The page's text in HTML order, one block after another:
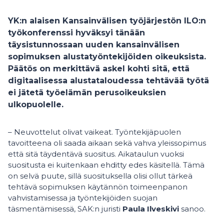
YK:n alaisen Kansainvälisen työjärjestön ILO:n
työkonferenssi hyväksyi tänään
täysistunnossaan uuden kansainvälisen
sopimuksen alustatyöntekijöiden oikeuksista.
Päätös on merkittävä askel kohti sitä, että
digitaalisessa alustataloudessa tehtävää työtä
ei jätetä työelämän perusoikeuksien
ulkopuolelle.
– Neuvottelut olivat vaikeat. Työntekijäpuolen
tavoitteena oli saada aikaan sekä vahva yleissopimus
että sitä täydentävä suositus. Aikataulun vuoksi
suositusta ei kuitenkaan ehditty edes käsitellä. Tämä
on selvä puute, sillä suosituksella olisi ollut tärkeä
tehtävä sopimuksen käytännön toimeenpanon
vahvistamisessa ja työntekijöiden suojan
täsmentämisessä, SAK:n juristi Paula Ilveskivi sanoo.